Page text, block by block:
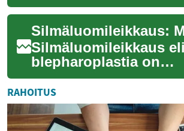
Ne tarjoavat apua
toimiston
säästäen...
Silmäluomileikkaus eli
blepharoplastia on
kosmeettinen
toimenpide, jolla
silmäluomien
RAHOITUS